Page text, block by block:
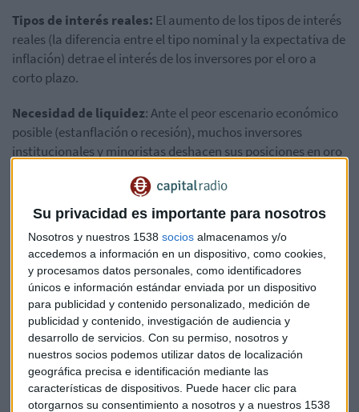
Su privacidad es importante para nosotros
Nosotros y nuestros 1538 socios almacenamos y/o
accedemos a información en un dispositivo, como cookies,
y procesamos datos personales, como identificadores
únicos e información estándar enviada por un dispositivo
para publicidad y contenido personalizado, medición de
publicidad y contenido, investigación de audiencia y
desarrollo de servicios. Con su permiso, nosotros y
nuestros socios podemos utilizar datos de localización
geográfica precisa e identificación mediante las
características de dispositivos. Puede hacer clic para
otorgarnos su consentimiento a nosotros y a nuestros 1538
Tipos de interés reales: El aumento de los tipos de interés
reales (la diferencia entre el tipo nominal y la expectativa de
inflación) detrae el interés de los inversores por el oro a
corto plazo.
Necesidad de liquidez: Ante el peor escenario económico
posible (estanflación o recesión), muchos inversores
institucionales y minoristas deshacen sus posiciones en oro
beneficios previos en este activo.
Venta de reservas en Oriente Medio : Debido al bloqueo
de las exportaciones de petróleo y gas, varios estados de
esa región están vendiendo sus reservas físicas de oro para
obtener los ingresos públicos que ya no perciben por la vía
energética.
Escucha aquí el consultorio completo: